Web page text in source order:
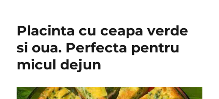
Placinta cu ceapa verde
si oua. Perfecta pentru
micul dejun